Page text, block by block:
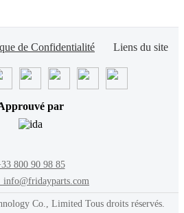
de Confidentialité Liens du site
par
800 90 98 85
info@fridayparts.com
Co., Limited Tous droits réservés.